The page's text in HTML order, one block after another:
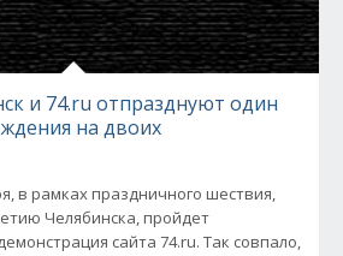
и 74.ru отпразднуют один
на двоих
в рамках праздничного шествия,
Челябинска, пройдет
сайта 74.ru. Так совпало,